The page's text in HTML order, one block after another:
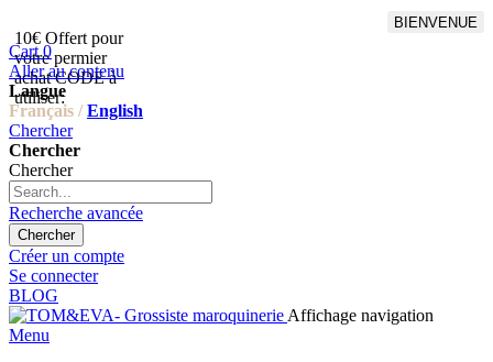
10€ Offert pour
votre permier
achat CODE à
utiliser:
BIENVENUE
Cart 0
Aller au contenu
Langue
Français / English
Chercher
Chercher
Chercher
Recherche avancée
Chercher
Créer un compte
Se connecter
BLOG
Affichage navigation
Menu